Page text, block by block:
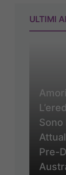
ULTIMI
Sono
Pre-